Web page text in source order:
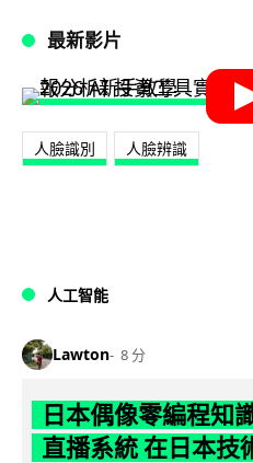
最新影片
人臉識別 人臉辨識
人工智能
Lawton 8 分
日本偶像零編程知
直播系統 在日本技